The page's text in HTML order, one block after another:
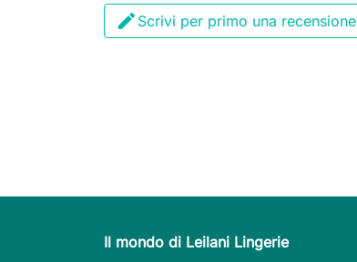
 Scrivi per primo una recensione
Il mondo di Leilani Lingerie